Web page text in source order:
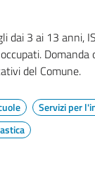
dai 3 ai 13 anni,
del Comune.
Servizi per